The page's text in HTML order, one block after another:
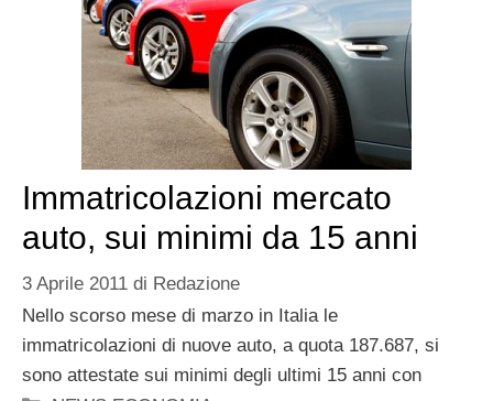
Immatricolazioni mercato
auto, sui minimi da 15 anni
3 Aprile 2011 di Redazione
Nello scorso mese di marzo in Italia le
immatricolazioni di nuove auto, a quota 187.687, si
sono attestate sui minimi degli ultimi 15 anni con